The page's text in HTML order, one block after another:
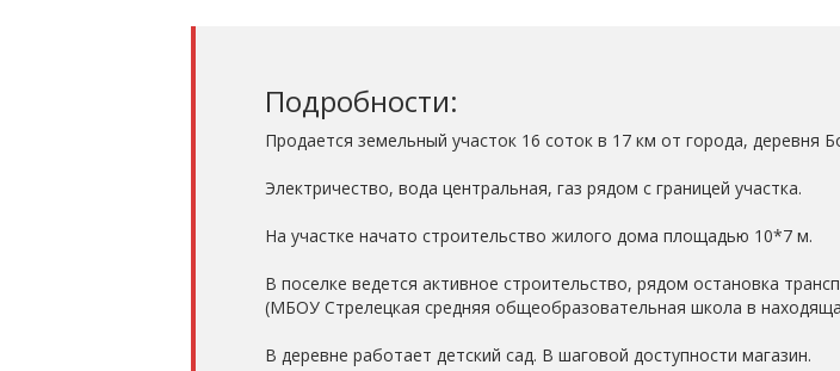
Подробности:
Продается земельный участок 16 соток в 17 км от города, деревня
Электричество, вода центральная, газ рядом с границей участка.
На участке начато строительство жилого дома площадью 10*7 м.
В поселке ведется активное строительство, рядом остановка
(МБОУ Стрелецкая средняя общеобразовательная школа в
В деревне работает детский сад. В шаговой доступности магазин.